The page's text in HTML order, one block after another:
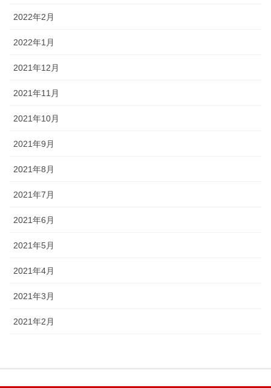
2022年2月
2022年1月
2021年12月
2021年11月
2021年10月
2021年9月
2021年8月
2021年7月
2021年6月
2021年5月
2021年4月
2021年3月
2021年2月